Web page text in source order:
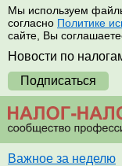
Мы используем
согласно Политике
сайте, Вы
Новости по
Подписаться
Важное за неделю